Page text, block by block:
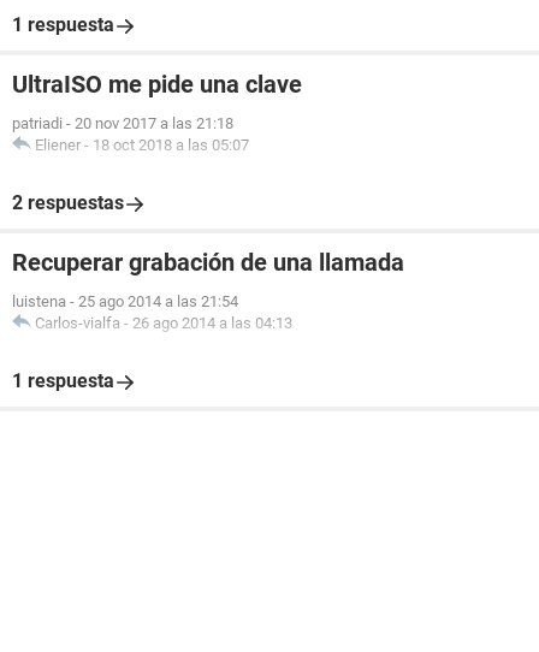
1 respuesta
UltraISO me pide una clave
patriadi - 20 nov 2017 a las 21:18
Eliener - 18 oct 2018 a las 05:07
2 respuestas
Recuperar grabación de una llamada
luistena - 25 ago 2014 a las 21:54
Carlos-vialfa - 26 ago 2014 a las 04:13
1 respuesta